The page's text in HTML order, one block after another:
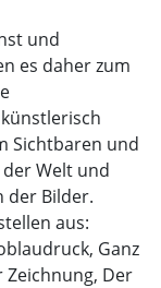
und
es daher zum
Sichtbaren und
Welt und
der Bilder.
aus:
Ganz
Zeichnung, Der